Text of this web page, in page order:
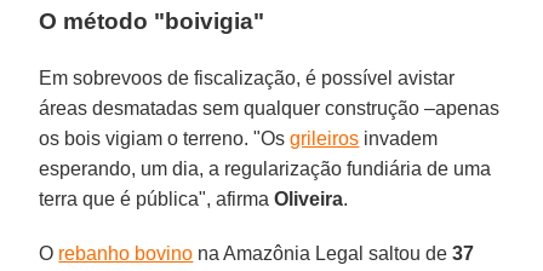
O método "boivigia"
Em sobrevoos de fiscalização, é possível avistar
áreas desmatadas sem qualquer construção –apenas
os bois vigiam o terreno. "Osgrileiros invadem
esperando, um dia, a regularização fundiária de uma
terra que é pública", afirmaOliveira.
O rebanho bovino na Amazônia Legal saltou de37